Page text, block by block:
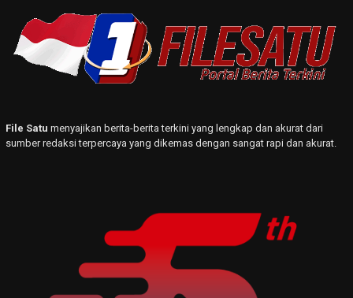
File Satu menyajikan berita-berita terkini yang lengkap dan akurat dari
sumber redaksi terpercaya yang dikemas dengan sangat rapi dan akurat.